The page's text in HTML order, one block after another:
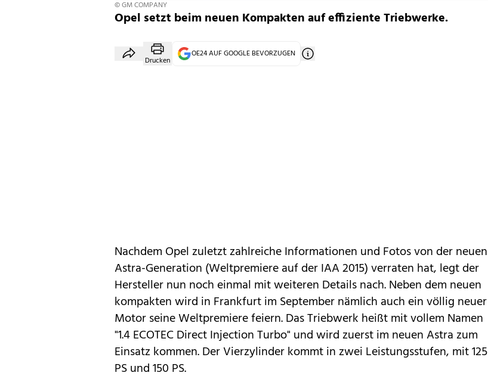
© GM COMPANY
Opel setzt beim neuen Kompakten auf effiziente Triebwerke.
Drucken
OE24 AUF GOOGLE BEVORZUGEN
Nachdem Opelzuletzt zahlreiche Informationen und Fotos von derneuen
Astra-Generation (Weltpremiere auf der IAA 2015) verraten hat, legt der
Hersteller nun noch einmal mit weiteren Details nach. Neben dem neuen
kompakten wird in Frankfurt im September nämlich auch ein völlig neuer
Motor seine Weltpremiere feiern. Das Triebwerk heißt mit vollem Namen
"1.4 ECOTEC Direct Injection Turbo" und wird zuerst im neuen Astra zum
Einsatz kommen. Der Vierzylinder kommt in zwei Leistungsstufen, mit 125
PS und 150 PS.